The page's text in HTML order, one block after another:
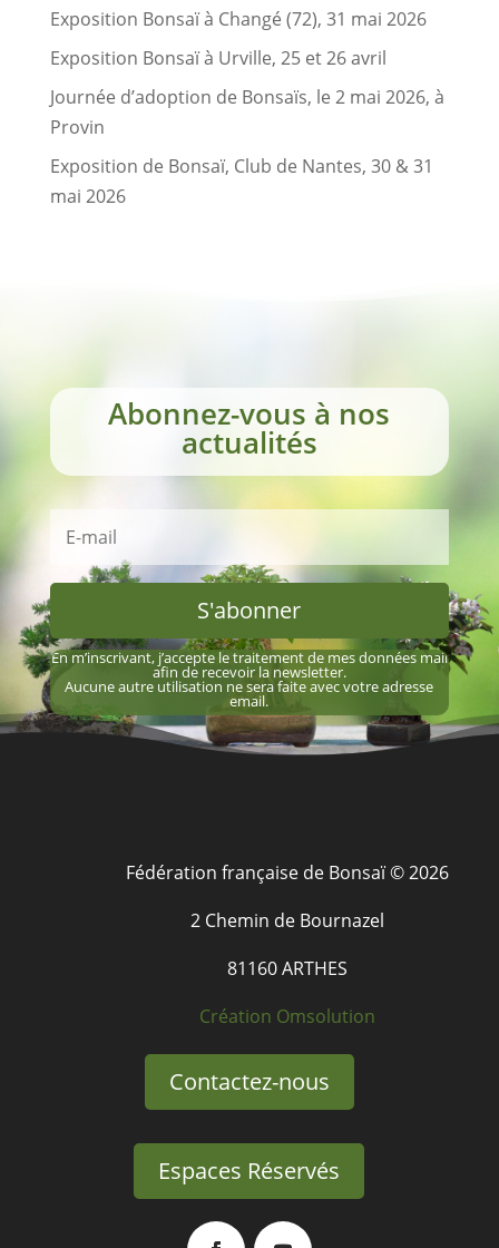
Exposition Bonsaï à Changé (72), 31 mai 2026
Exposition Bonsaï à Urville, 25 et 26 avril
Journée d’adoption de Bonsaïs, le 2 mai 2026, à
Provin
Exposition de Bonsaï, Club de Nantes, 30 & 31
mai 2026
Abonnez-vous à nos
actualités
S'abonner
En m’inscrivant, j’accepte le traitement de mes données mail
afin de recevoir la newsletter.
Aucune autre utilisation ne sera faite avec votre adresse
email.
Fédération française de Bonsaï © 2026
2 Chemin de Bournazel
81160 ARTHES
Création Omsolution
Contactez-nous
Espaces Réservés